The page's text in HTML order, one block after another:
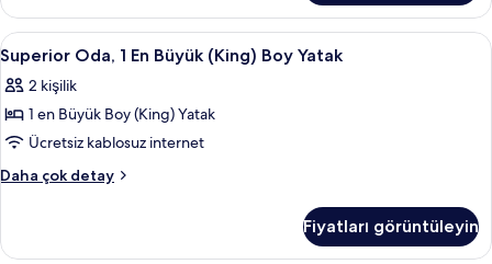
Odası
hakkında
daha
fazla
detay
Superior
Oda,
1
En
Büyük
(King)
için
Minibar, odada kasa, masa, dizüstü
3
Superior Oda, 1 En Büyük (King) Boy Yatak
2 kişilik
1 en Büyük Boy (King) Yatak
Ücretsiz kablosuz internet
Daha çok detay
Superior
Büyük
Fiyatları görüntüleyin